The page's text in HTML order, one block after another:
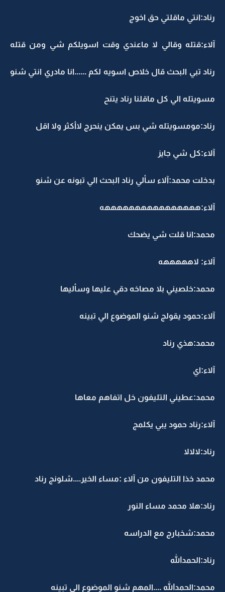
رناد:انتي ماقلتي حق اخوج
آلاء:قتله وقالي لا ماعندي وقت اسويلكم شي ومن قتله
رناد تبي البحث قال خلاص اسويه لكم ......انا مادري انتي شنو
مسويتله الي كل ماقلنا رناد يتنح
رناد:مومسويتله شي بس يمكن ينحرج لاأكثر ولا اقل
آلاء:كل شي جايز
بدخلت محمد:آلاء سألي رناد البحث الي تبونه عن شنو
آلاء:ههههههههههههههههه
محمد:انا قلت شي يضحك
آلاء: لاهههههه
محمد:خلصيني بلا مصاخه دقي عليها وسأليها
آلاء:حمود يقولج شنو الموضوع الي تبينه
محمد:هذي رناد
آلاء:اي
محمد:عطيني التليفون خل اتفاهم معاها
آلاء:رناد حمود يبي يكلمج
رناد:لالالا
محمد خذا التليفون من آلاء :مساء الخير....شلونج رناد
رناد:هلا محمد مساء النور
محمد:شخبارج مع الدراسه
رناد:الحمدالله
محمد:الحمدالله ....المهم شنو الموضوع الي تبينه